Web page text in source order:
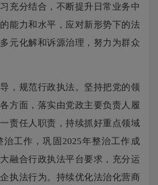
充分结合，不断提升日常业务中
能力和水平，应对新形势下的法
元化解和诉源治理，努力为群众
规范行政执法。坚持把党的领
方面，落实由党政主要负责人履
责任人职责，持续抓好重点领域
工作，巩固2025年整治工作成
融合行政执法平台要求，充分运
执法行为。持续优化法治化营商